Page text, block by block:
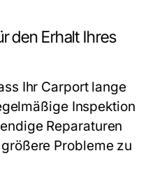
den Erhalt Ihres
Ihr Carport lange
Inspektion
Reparaturen
Probleme zu